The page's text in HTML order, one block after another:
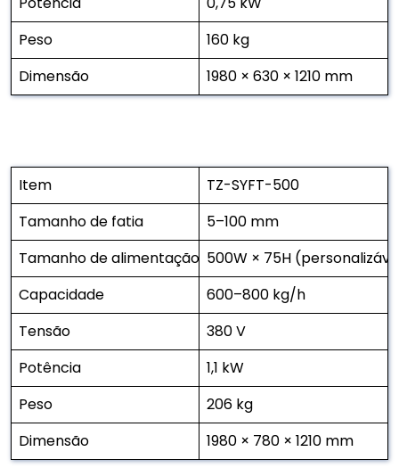
Peso
160 kg
Dimensão
1980 × 630 × 1210 mm
Item
TZ-SYFT-500
Tamanho de fatia
5–100 mm
Tamanho de alimentação 500W × 75H
Capacidade
600–800 kg/h
Tensão
380 V
Potência
1,1 kW
Peso
206 kg
Dimensão
1980 × 780 × 1210 mm